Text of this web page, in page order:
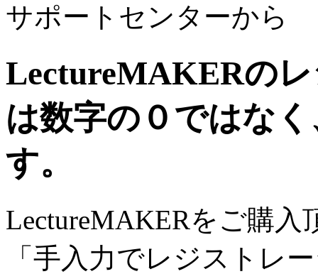
サポートセンターから
LectureMAKERの
は数字の０ではな
す。
LectureMAKERをご購
「手入力でレジストレ